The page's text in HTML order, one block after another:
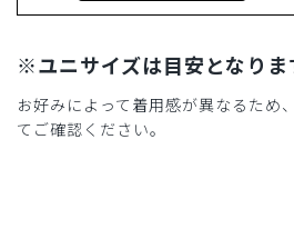
※ユニサイズは目安となりま
お好みによって着用感が異なるため、
てご確認ください。